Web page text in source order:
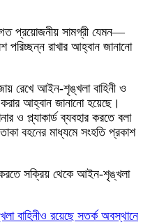
প্রয়োজনীয় সামগ্রী যেমন—
পরিচ্ছন্ন রাখার আহ্বান জানানো
রেখে আইন-শৃঙ্খলা বাহিনী ও
করার আহ্বান জানানো হয়েছে।
ও প্ল্যাকার্ড ব্যবহার করতে বলা
বহনের মাধ্যমে সংহতি প্রকাশ
সক্রিয় থেকে আইন-শৃঙ্খলা
বাহিনীও রয়েছে সতর্ক অবস্থানে